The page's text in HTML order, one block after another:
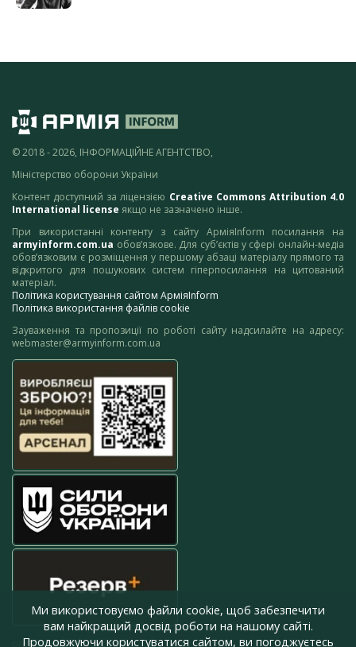
© 2018 - 2026, ІНФОРМАЦІЙНЕ АГЕНТСТВО,
Міністерство оборони України
Контент доступний за ліцензією Creative Commons Attribution 4.0
International license якщо не зазначено інше.
При використанні контенту з сайту АрміяInform посилання на
armyinform.com.ua обов’язкове. Для суб’єктів у сфері онлайн-медіа
обов’язковим є розміщення у першому абзаці матеріалу прямого та
відкритого для пошукових систем гіперпосилання на цитований
матеріал.
Політика користування сайтом АрміяInform
Політика використання файлів cookie
Зауваження та пропозиції по роботі сайту надсилайте на адресу:
webmaster@armyinform.com.ua
press@armyinform.com.ua
Ми використовуємо файли cookie, щоб забезпечити
вам найкращий досвід роботи на нашому сайті.
Продовжуючи користуватися сайтом, ви погоджуєтесь